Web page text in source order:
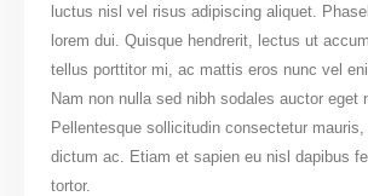
luctus nisl vel risus adipiscing aliquet.
lorem dui. Quisque hendrerit, lectus ut
tellus porttitor mi, ac mattis eros nunc vel
Nam non nulla sed nibh sodales auctor eget
Pellentesque sollicitudin consectetur
dictum ac. Etiam et sapien eu nisl dapibus
tortor.